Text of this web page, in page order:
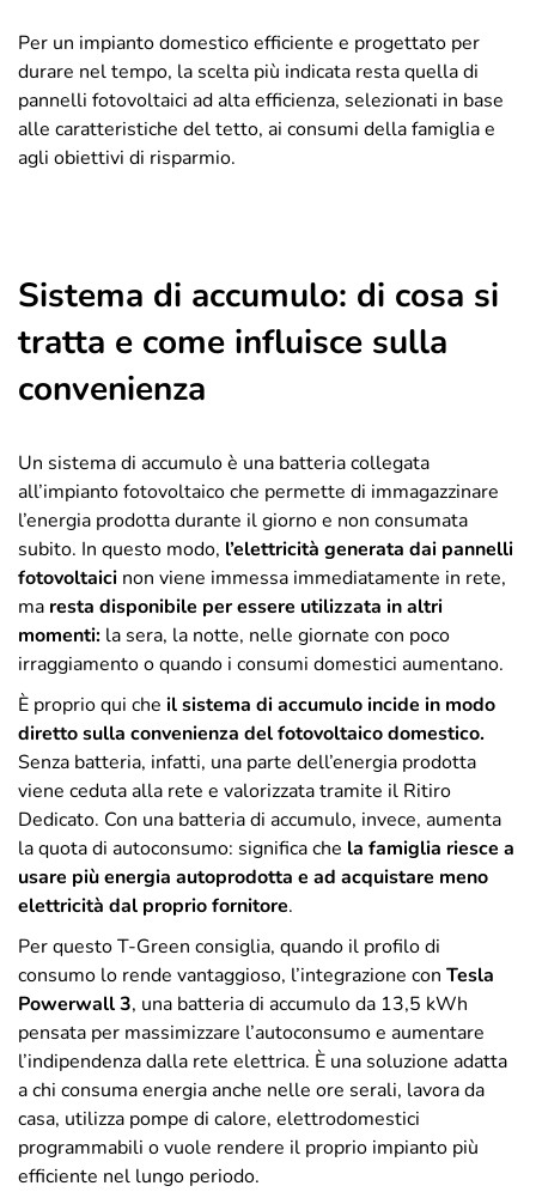
Per un impianto domestico efficiente e progettato per
durare nel tempo, la scelta più indicata resta quella di
pannelli fotovoltaici ad alta efficienza, selezionati in base
alle caratteristiche del tetto, ai consumi della famiglia e
agli obiettivi di risparmio.
Sistema di accumulo: di cosa si
tratta e come influisce sulla
convenienza
Un sistema di accumulo è una batteria collegata
all’impianto fotovoltaico che permette di immagazzinare
l’energia prodotta durante il giorno e non consumata
subito. In questo modo, l’elettricità generata dai pannelli
fotovoltaici non viene immessa immediatamente in rete,
ma resta disponibile per essere utilizzata in altri
momenti: la sera, la notte, nelle giornate con poco
irraggiamento o quando i consumi domestici aumentano.
È proprio qui che il sistema di accumulo incide in modo
diretto sulla convenienza del fotovoltaico domestico.
Senza batteria, infatti, una parte dell’energia prodotta
viene ceduta alla rete e valorizzata tramite il Ritiro
Dedicato. Con una batteria di accumulo, invece, aumenta
la quota di autoconsumo: significa che la famiglia riesce a
usare più energia autoprodotta e ad acquistare meno
elettricità dal proprio fornitore.
Per questo T-Green consiglia, quando il profilo di
consumo lo rende vantaggioso, l’integrazione con Tesla
Powerwall 3, una batteria di accumulo da 13,5 kWh
pensata per massimizzare l’autoconsumo e aumentare
l’indipendenza dalla rete elettrica. È una soluzione adatta
a chi consuma energia anche nelle ore serali, lavora da
casa, utilizza pompe di calore, elettrodomestici
programmabili o vuole rendere il proprio impianto più
efficiente nel lungo periodo.